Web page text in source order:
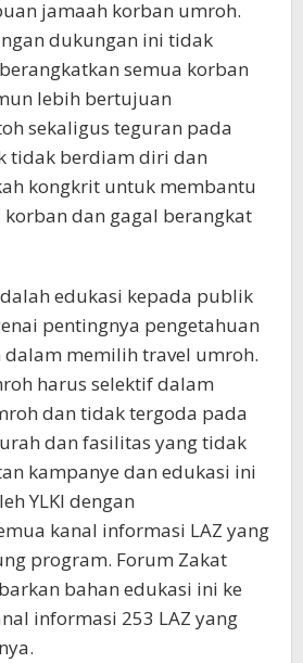
jamaah korban umroh.
dukungan ini tidak
semua korban
lebih bertujuan
sekaligus teguran pada
tidak berdiam diri dan
kongkrit untuk membantu
dan gagal berangkat
edukasi kepada publik
pentingnya pengetahuan
memilih travel umroh.
harus selektif dalam
dan tidak tergoda pada
dan fasilitas yang tidak
kampanye dan edukasi ini
YLKI dengan
kanal informasi LAZ yang
program. Forum Zakat
bahan edukasi ini ke
informasi 253 LAZ yang